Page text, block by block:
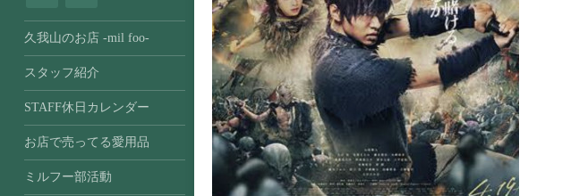
久我山のお店 -mil foo-
スタッフ紹介
STAFF休日カレンダー
お店で売ってる愛用品
ミルフー部活動